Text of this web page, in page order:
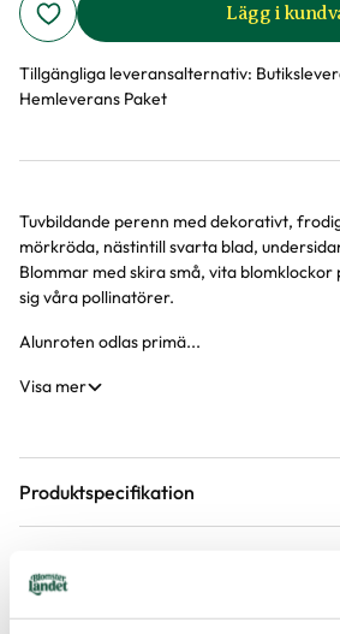
Lägg i
Tillgängliga leveransalternativ:
Hemleverans Paket
Produktinformation
Tuvbildande perenn med dekorativt,
mörkröda, nästintill svarta blad,
Blommar med skira små, vita
sig våra pollinatörer.
Alunroten odlas primä...
Visa mer
Produktspecifikation
Förväntad sluthöjd 25 - 30 cm Höjd
Läge Sol till halvskugga